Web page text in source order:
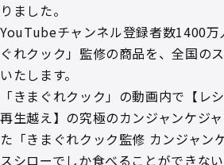
りました。
YouTubeチャンネル登録者数1400
ぐれクック」監修の商品を、全国の
いたします。
「きまぐれクック」の動画内で【レ
再生越え】の究極のカンジャンケジ
た「きまぐれクック監修 カンジャン
スシローでしか食べることができな